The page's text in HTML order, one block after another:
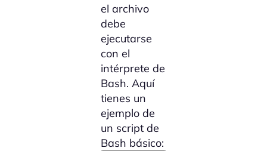
el archivo
debe
ejecutarse
con el
intérprete de
Bash. Aquí
tienes un
ejemplo de
un script de
Bash básico: